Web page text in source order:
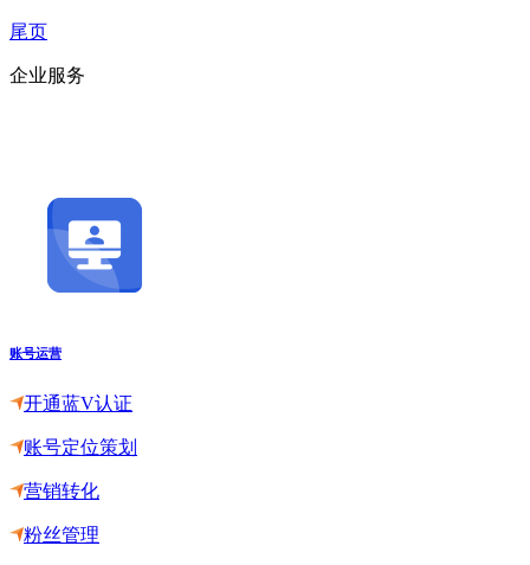
尾页
企业服务
账号运营
开通蓝V认证
账号定位策划
营销转化
粉丝管理